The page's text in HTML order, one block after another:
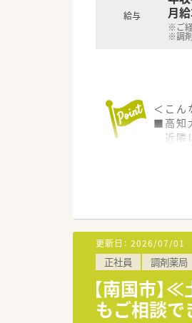
■高知
■総合
■在
■1年
■業務
等）を
＜こ
■研修
■外来
等 少
給与
月
※ご
※調
＜こん
■高知
近隣
ダー
■薬剤
■調剤
■総合
■処方
■投薬
患者
■在宅
■クリ
更新日： 2026/07/01
正社員 調剤薬局
【南国市
もご相談